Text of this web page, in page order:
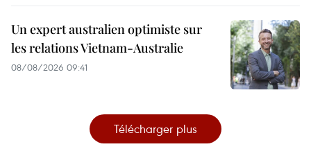
Un expert australien optimiste sur
les relations Vietnam-Australie
08/08/2026 09:41
Télécharger plus